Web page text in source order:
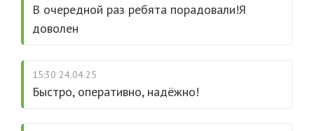
В очередной раз ребята порадовали!Я
доволен
15:30 24.04.25
Быстро, оперативно, надёжно!